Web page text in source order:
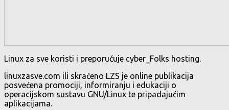
Linux za sve koristi i preporučuje cyber_Folks hosting.
linuxzasve.com ili skraćeno LZS je online publikacija
posvećena promociji, informiranju i edukaciji o
operacijskom sustavu GNU/Linux te pripadajućim
aplikacijama.